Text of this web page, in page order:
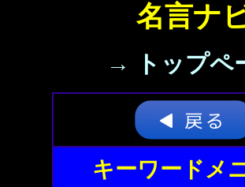
名言ナ
→ トップペ
キーワードメ